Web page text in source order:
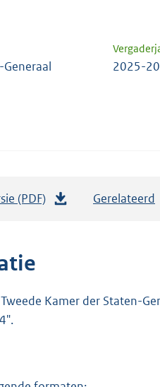
2025-
(PDF)
n
Gerelateerd
Kamer der Staten-